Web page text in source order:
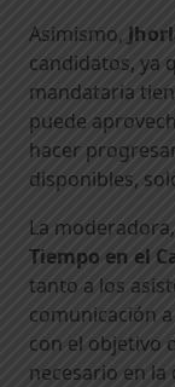
Asimismo,
candidatos, ya
mandataria
puede
hacer
disponibles,
La moderadora,
Tiempo en el
tanto a los
comunicación
con el objetivo
necesario en la